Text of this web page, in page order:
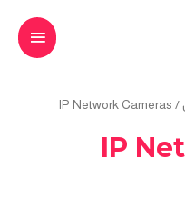
/ IP Network Cameras
IP